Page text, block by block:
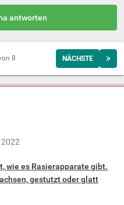
antworten
NÄCHSTE
8
wie es Rasierapparate gibt.
gestutzt oder glatt